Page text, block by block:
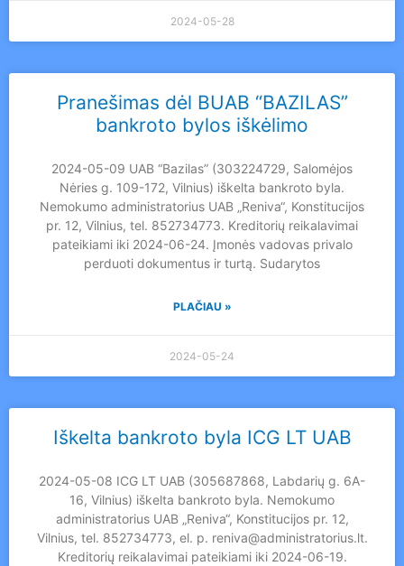
2024-05-28
Pranešimas dėl BUAB “BAZILAS”
bankroto bylos iškėlimo
2024-05-09 UAB “Bazilas” (303224729, Salomėjos
Nėries g. 109-172, Vilnius) iškelta bankroto byla.
Nemokumo administratorius UAB „Reniva“, Konstitucijos
pr. 12, Vilnius, tel. 852734773. Kreditorių reikalavimai
pateikiami iki 2024-06-24. Įmonės vadovas privalo
perduoti dokumentus ir turtą. Sudarytos
PLAČIAU »
2024-05-24
Iškelta bankroto byla ICG LT UAB
2024-05-08 ICG LT UAB (305687868, Labdarių g. 6A-
16, Vilnius) iškelta bankroto byla. Nemokumo
administratorius UAB „Reniva“, Konstitucijos pr. 12,
Vilnius, tel. 852734773, el. p. reniva@administratorius.lt.
Kreditorių reikalavimai pateikiami iki 2024-06-19.